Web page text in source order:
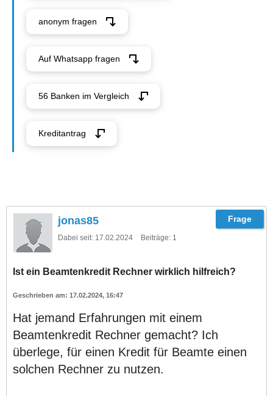
anonym fragen
Auf Whatsapp fragen
56 Banken im Vergleich
Kreditantrag
jonas85
Dabei seit: 17.02.2024 Beiträge: 1
Ist ein Beamtenkredit Rechner wirklich hilfreich?
17.02.2024, 16:47
Hat jemand Erfahrungen mit einem
Beamtenkredit Rechner gemacht? Ich
überlege, für einen Kredit für Beamte einen
solchen Rechner zu nutzen.